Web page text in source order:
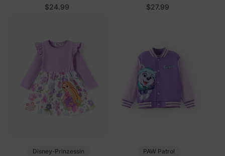
$24.99
Rosarot
$27.99
Disney-Prinzessin PAW Patrol